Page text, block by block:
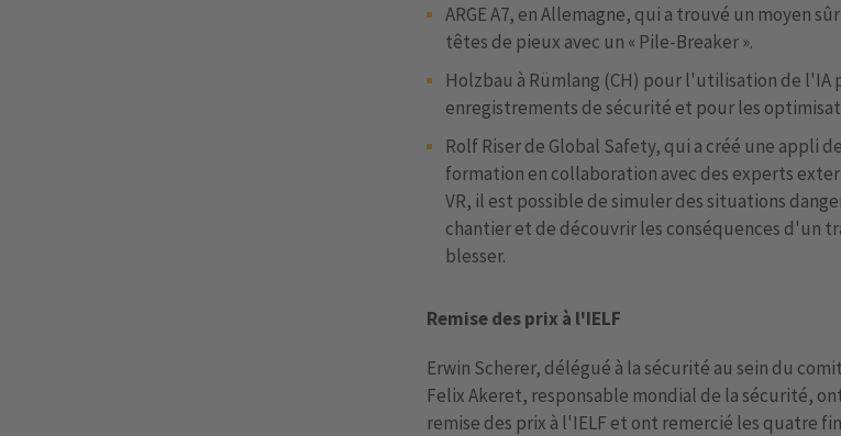
powered by Usercentrics Consent
ARGE A7, en Allemagne, qui a trouvé un moyen
têtes de pieux avec un « Pile-Breaker ».
Holzbau à Rümlang (CH) pour l'utilisation de l'IA
enregistrements de sécurité et pour les
Rolf Riser de Global Safety, qui a créé une appli
formation en collaboration avec des experts
VR, il est possible de simuler des situations
chantier et de découvrir les conséquences d'un
blesser.
Remise des prix à l'IELF
Erwin Scherer, délégué à la sécurité au sein du
Felix Akeret, responsable mondial de la sécurité,
remise des prix à l'IELF et ont remercié les quatre